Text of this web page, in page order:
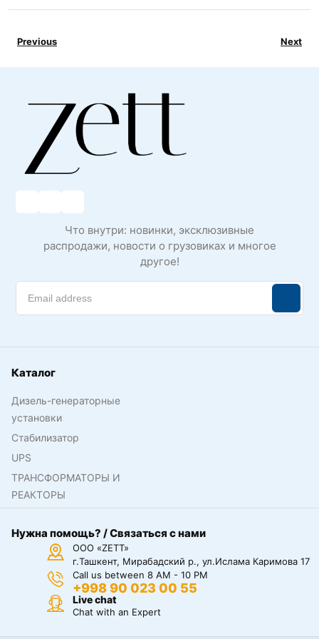
Previous Next
Что внутри: новинки, эксклюзивные
распродажи, новости о грузовиках и многое
другое!
Каталог
Дизель-генераторные
установки
Стабилизатор
UPS
ТРАНСФОРМАТОРЫ И
РЕАКТОРЫ
Нужна помощь? / Связаться с нами
ООО «ZETT»
г.Ташкент, Мирабадский р., ул.Ислама Каримова 17
Call us between 8 AM - 10 PM
+998 90 023 00 55
Live chat
Chat with an Expert